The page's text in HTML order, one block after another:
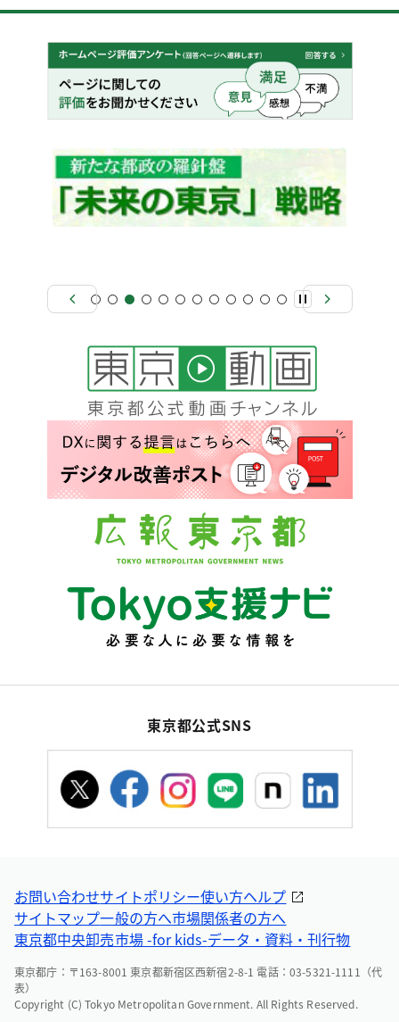
東京都公式SNS
お問い合わせサイトポリシー使い方ヘルプ
サイトマップ一般の方へ市場関係者の方へ
東京都中央卸売市場 -for kids-データ・資料・刊行物
東京都庁：〒163-8001 東京都新宿区西新宿2-8-1 電話：03-5321-1111（代
表）
Copyright (C) Tokyo Metropolitan Government. All Rights Reserved.